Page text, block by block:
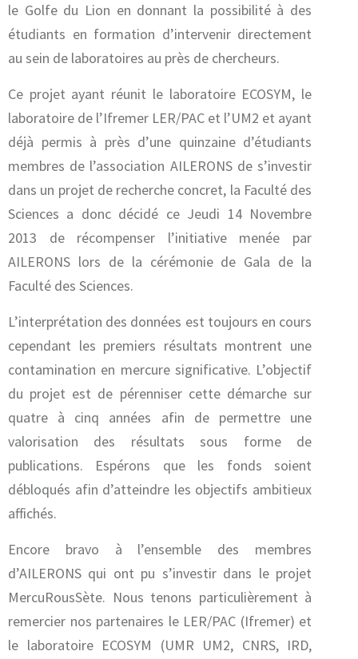
le Golfe du Lion en donnant la possibilité à des
étudiants en formation d’intervenir directement
au sein de laboratoires au près de chercheurs.
Ce projet ayant réunit le laboratoire ECOSYM, le
laboratoire de l’Ifremer LER/PAC et l’UM2 et ayant
déjà permis à près d’une quinzaine d’étudiants
membres de l’association AILERONS de s’investir
dans un projet de recherche concret, la Faculté des
Sciences a donc décidé ce Jeudi 14 Novembre
2013 de récompenser l’initiative menée par
AILERONS lors de la cérémonie de Gala de la
Faculté des Sciences.
L’interprétation des données est toujours en cours
cependant les premiers résultats montrent une
contamination en mercure significative. L’objectif
du projet est de pérenniser cette démarche sur
quatre à cinq années afin de permettre une
valorisation des résultats sous forme de
publications. Espérons que les fonds soient
débloqués afin d’atteindre les objectifs ambitieux
affichés.
Encore bravo à l’ensemble des membres
d’AILERONS qui ont pu s’investir dans le projet
MercuRousSète. Nous tenons particulièrement à
remercier nos partenaires le LER/PAC (Ifremer) et
le laboratoire ECOSYM (UMR UM2, CNRS, IRD,